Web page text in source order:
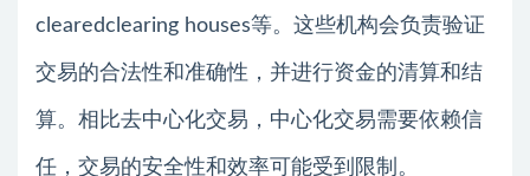
clearedclearing houses等。这些机构会负责验证
交易的合法性和准确性，并进行资金的清算和结
算。相比去中心化交易，中心化交易需要依赖信
任，交易的安全性和效率可能受到限制。